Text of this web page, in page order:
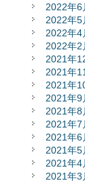
2022年6
2022年5
2022年4
2022年2
2021年
2021年
2021年
2021年9
2021年8
2021年7
2021年6
2021年5
2021年4
2021年3